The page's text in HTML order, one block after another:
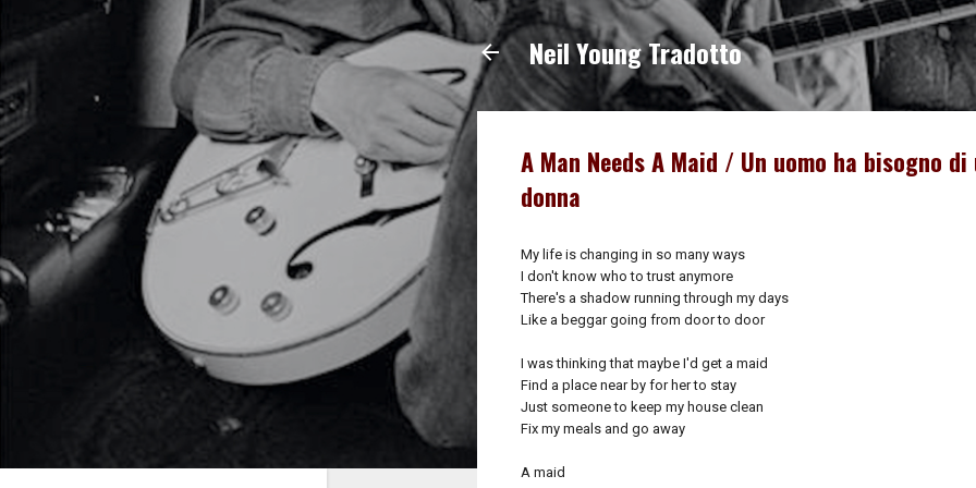
Passa ai contenuti principali
Neil Young Tradotto
A Man Needs A Maid / Un uomo ha bisogno di
donna
My life is changing in so many ways
I don't know who to trust anymore
There's a shadow running through my days
Like a beggar going from door to door
I was thinking that maybe I'd get a maid
Find a place near by for her to stay
Just someone to keep my house clean
Fix my meals and go away
A maid